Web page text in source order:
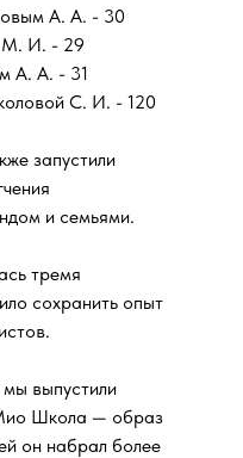
А. А. - 30
М. И. - 29
А. А. - 31
С. И. - 120
запустили
и семьями.
тремя
сохранить опыт
выпустили
Школа — образ
он набрал более